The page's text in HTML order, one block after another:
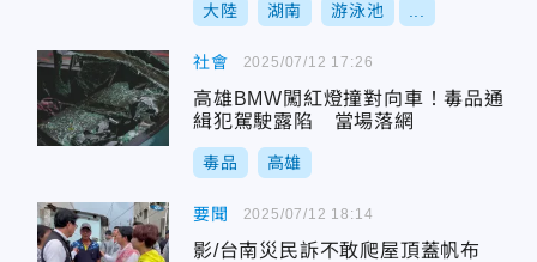
大陸 湖南 游泳池
社會
高雄BMW闖紅燈撞對向車！毒品通
緝犯駕駛露陷 當場落網
毒品 高雄
2025/07/12 17:26
要聞
影/台南災民訴不敢爬屋頂蓋帆布
2025/07/12 18:14